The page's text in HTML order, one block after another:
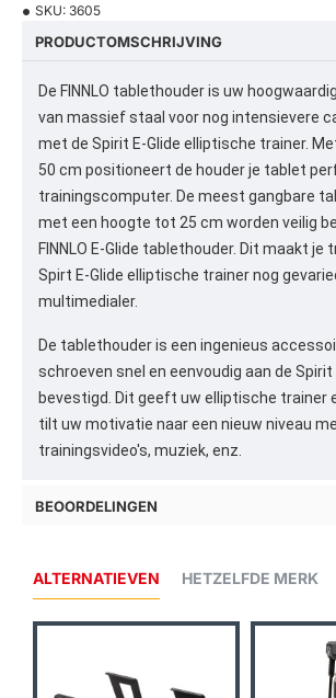
SKU: 3605
PRODUCTOMSCHRIJVING
De FINNLO tablethouder is uw
van massief staal voor nog intensievere
met de Spirit E-Glide elliptische trainer.
50 cm positioneert de houder je tablet
trainingscomputer. De meest gangbare
met een hoogte tot 25 cm worden veilig
FINNLO E-Glide tablethouder. Dit maakt je
Spirt E-Glide elliptische trainer nog
multimedialer.
De tablethouder is een ingenieus
schroeven snel en eenvoudig aan de Spirit
bevestigd. Dit geeft uw elliptische trainer
tilt uw motivatie naar een nieuw niveau
trainingsvideo's, muziek, enz.
BEOORDELINGEN
ALTERNATIEVEN HETZELFDE MERK